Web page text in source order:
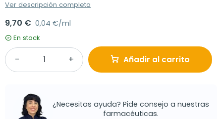
Ver descripción completa
9,70 € 0,04 €/ml
En stock
Añadir al carrito
¿Necesitas ayuda? Pide consejo a nuestras
farmacéuticas.